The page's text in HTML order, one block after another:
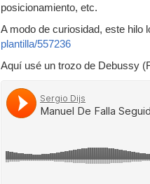
posicionamiento, etc.
A modo de curiosidad, este hilo
plantilla/557236
Aquí usé un trozo de Debussy